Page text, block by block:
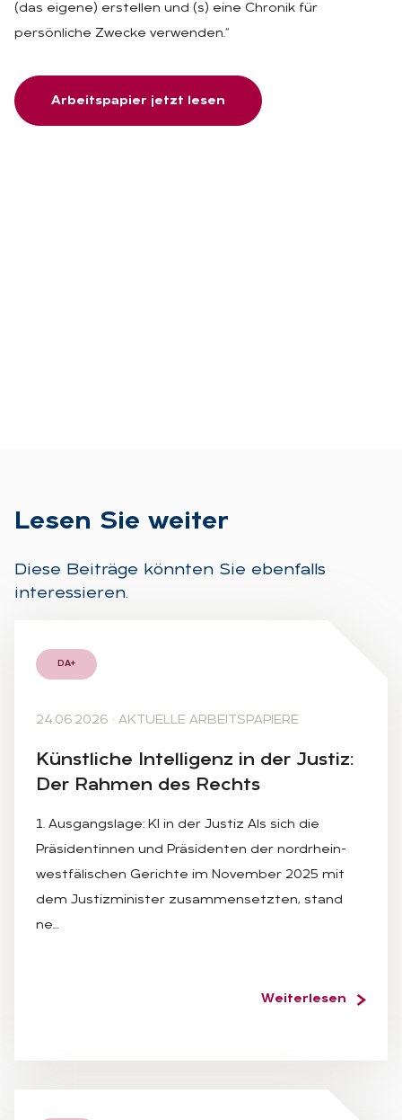
(das eigene) erstellen und (s) eine Chronik für
persönliche Zwecke verwenden.“
Arbeitspapier jetzt lesen
Le­sen Sie wei­ter
Diese Beiträge könnten Sie ebenfalls
interessieren.
DA+
24.06.2026 · AKTUELLE ARBEITSPAPIERE
Künst­li­che In­tel­li­genz in der Jus­tiz:
Der Rah­men des Rechts
1. Ausgangslage: KI in der Justiz Als sich die
Präsidentinnen und Präsidenten der nordrhein-
westfälischen Gerichte im November 2025 mit
dem Justizminister zusammensetzten, stand
ne…
Weiterlesen